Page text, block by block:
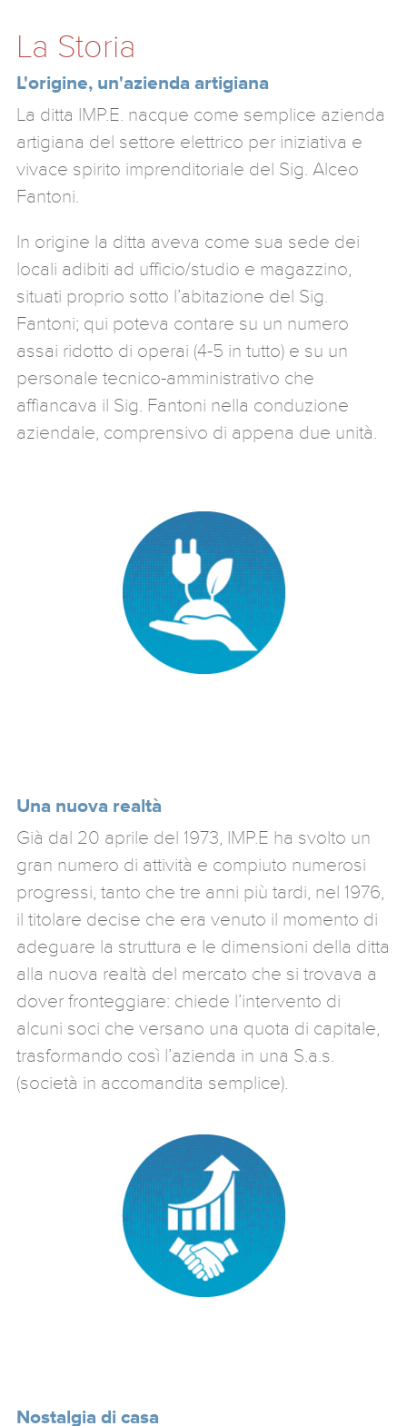
La Storia
L'origine, un'azienda artigiana
La ditta IMP.E. nacque come semplice azienda
artigiana del settore elettrico per iniziativa e
vivace spirito imprenditoriale del Sig. Alceo
Fantoni.
In origine la ditta aveva come sua sede dei
locali adibiti ad ufficio/studio e magazzino,
situati proprio sotto l’abitazione del Sig.
Fantoni; qui poteva contare su un numero
assai ridotto di operai (4-5 in tutto) e su un
personale tecnico-amministrativo che
affiancava il Sig. Fantoni nella conduzione
aziendale, comprensivo di appena due unità.
Una nuova realtà
Già dal 20 aprile del 1973, IMP.E ha svolto un
gran numero di attività e compiuto numerosi
progressi, tanto che tre anni più tardi, nel 1976,
il titolare decise che era venuto il momento di
adeguare la struttura e le dimensioni della ditta
alla nuova realtà del mercato che si trovava a
dover fronteggiare: chiede l’intervento di
alcuni soci che versano una quota di capitale,
trasformando così l’azienda in una S.a.s.
(società in accomandita semplice).
Nostalgia di casa